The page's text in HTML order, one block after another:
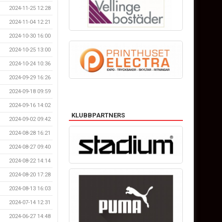
2024-11-25 12:28
2024-11-04 12:21
2024-10-30 16:00
2024-10-25 13:00
2024-10-24 10:36
2024-09-29 16:26
2024-09-18 09:59
2024-09-16 14:02
2024-09-02 09:42
2024-08-28 16:21
2024-08-27 09:40
2024-08-22 14:14
2024-08-20 17:28
2024-08-13 16:03
2024-07-14 12:31
2024-06-27 14:48
KLUBBPARTNERS